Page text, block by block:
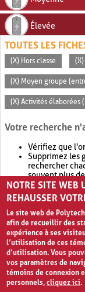
Élevée
TOUTES LES
(X) Hors classe
(X) Moyen groupe
(X) Activités élaborées
Votre recherche
Vérifiez que
Supprimez les
rechercher
souvent plus
Envisagez
retournera
NOTRE SITE WEB
REHAUSSER
Le site web de
afin de recueillir des
expérience à ses
l’utilisation de ces
d’utilisation. Vous
vos paramètres de
témoins de connexion
personnels,cliquez ici.